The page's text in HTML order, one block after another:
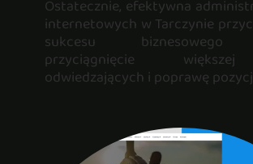
Ostatecznie, efektywna
internetowych w Tarczynie
sukcesu biznesowego
przyciągnięcie
odwiedzających i poprawę